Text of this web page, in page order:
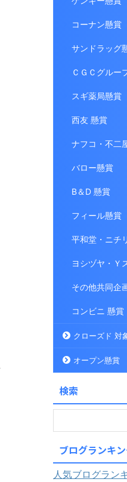
コーナン懸賞
サンドラッグ
ＣＧＣグルー
スギ薬局懸賞
西友 懸賞
ナフコ・不二
バロー懸賞
B＆D 懸賞
フィール懸賞
平和堂・ニチ
ヨシヅヤ・Ｙ
その他共同企
コンビニ 懸賞
クローズド 対
オープン懸賞
検索
ブログランキ
人気ブログラン